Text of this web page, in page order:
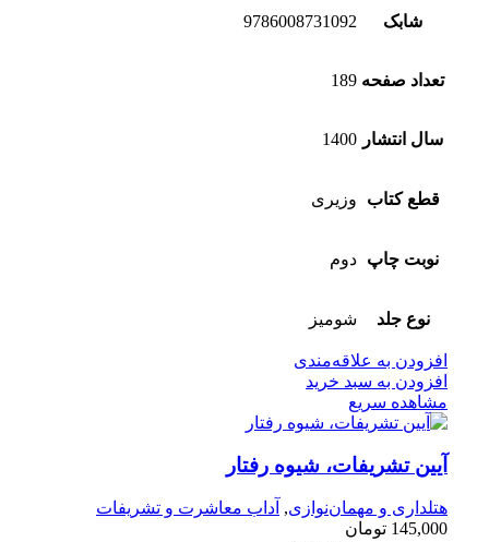
شابک 9786008731092
تعداد صفحه 189
سال انتشار 1400
قطع کتاب وزیری
نوبت چاپ دوم
نوع جلد شومیز
افزودن به علاقه‌مندی
افزودن به سبد خرید
مشاهده سریع
آیین تشریفات، شیوه رفتار
هتلداری و مهمان‌نوازی, آداب معاشرت و تشریفات
145,000 تومان